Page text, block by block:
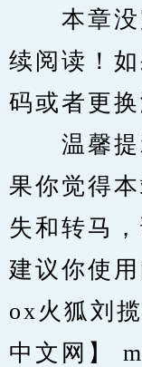
本章没
续阅读！
码或者更换
温馨提
果你觉得
失和转马
建议你使
ox火狐刘
中文网】